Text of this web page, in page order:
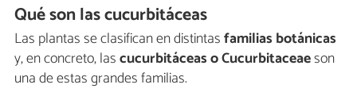
Qué son las cucurbitáceas
Las plantas se clasifican en distintasfamilias botánicas
y, en concreto, lascucurbitáceas o Cucurbitaceaeson
una de estas grandes familias.